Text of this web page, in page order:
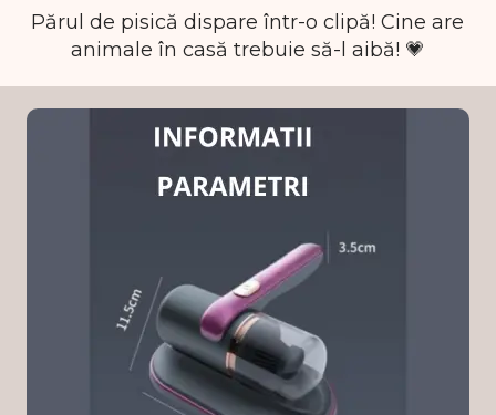
Părul de pisică dispare într-o clipă! Cine are
animale în casă trebuie să-l aibă! 💗